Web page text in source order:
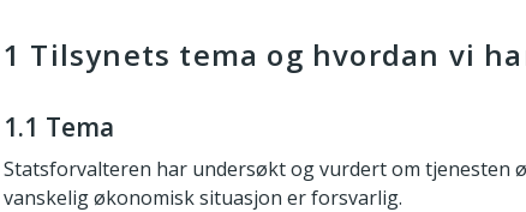
1 Tilsynets tema og hvordan vi
1.1 Tema
Statsforvalteren har undersøkt og vurdert om tjenesten
vanskelig økonomisk situasjon er forsvarlig.